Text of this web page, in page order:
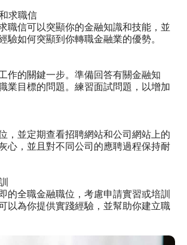
求職信
職信可以突顯你的金融知識和技能，並
驗如何突顯到你轉職金融業的優勢。
作的關鍵一步。準備回答有關金融知
業目標的問題。練習面試問題，以增加
，並定期查看招聘網站和公司網站上的
心，並且對不同公司的應聘過程保持耐
的全職金融職位，考慮申請實習或培訓
以為你提供實踐經驗，並幫助你建立職